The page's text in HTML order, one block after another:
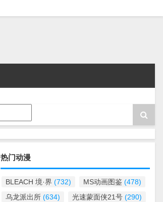
热门动漫
BLEACH 境·界 (732) MS动画图鉴 (478)
乌龙派出所 (634) 光速蒙面侠21号 (290)